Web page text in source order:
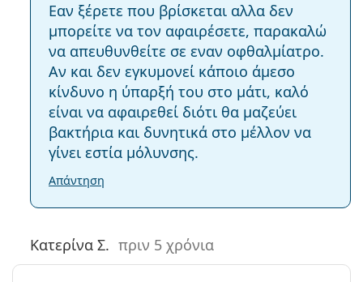
Εαν ξέρετε που βρίσκεται αλλα δεν
μπορείτε να τον αφαιρέσετε, παρακαλώ
να απευθυνθείτε σε εναν οφθαλμίατρο.
Αν και δεν εγκυμονεί κάποιο άμεσο
κίνδυνο η ύπαρξή του στο μάτι, καλό
είναι να αφαιρεθεί διότι θα μαζεύει
βακτήρια και δυνητικά στο μέλλον να
γίνει εστία μόλυνσης.
Απάντηση
Κατερίνα Σ. πριν 5 χρόνια